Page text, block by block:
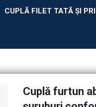
CUPLĂ FILET TATĂ ŞI
Cuplă furtun